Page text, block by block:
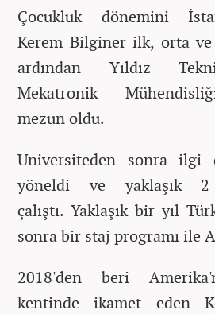
Çocukluk dönemini
Kerem Bilginer ilk, orta
ardından Yıldız
Mekatronik
mezun oldu.
Üniversiteden sonra ilgi
yöneldi ve yaklaşık
çalıştı. Yaklaşık bir yıl
sonra bir staj programı ile
2018'den beri
kentinde ikamet eden